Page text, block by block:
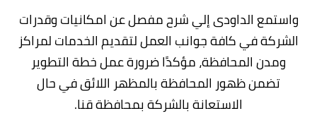
واستمع الداودى إلي شرح مفصل عن امكانيات وقدرات
الشركة في كافة جوانب العمل لتقديم الخدمات لمراكز
ومدن المحافظة، مؤكدًا ضرورة عمل خطة التطوير
تضمن ظهور المحافظة بالمظهر اللائق في حال
الاستعانة بالشركة بمحافظة قنا.